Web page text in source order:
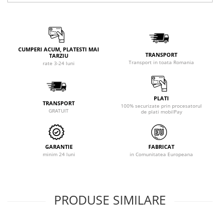
CUMPERI ACUM, PLATESTI MAI
TARZIU
rate 3-24 luni
TRANSPORT
Transport in toata Romania
TRANSPORT
GRATUIT
PLATI
100% securizate prin procesatorul
de plati mobilPay
GARANTIE
minim 24 luni
FABRICAT
in Comunitatea Europeana
PRODUSE SIMILARE